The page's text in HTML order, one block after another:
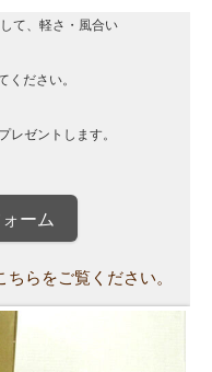
て、軽さ・風合い
ください。
レゼントします。
ーム
らをご覧ください。